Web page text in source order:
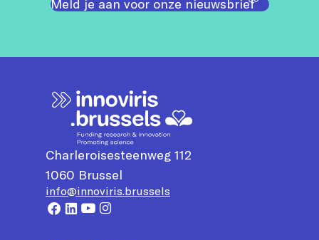
Meld je aan voor onze nieuwsbrief
Charleroisesteenweg 112
1060 Brussel
info@innoviris.brussels